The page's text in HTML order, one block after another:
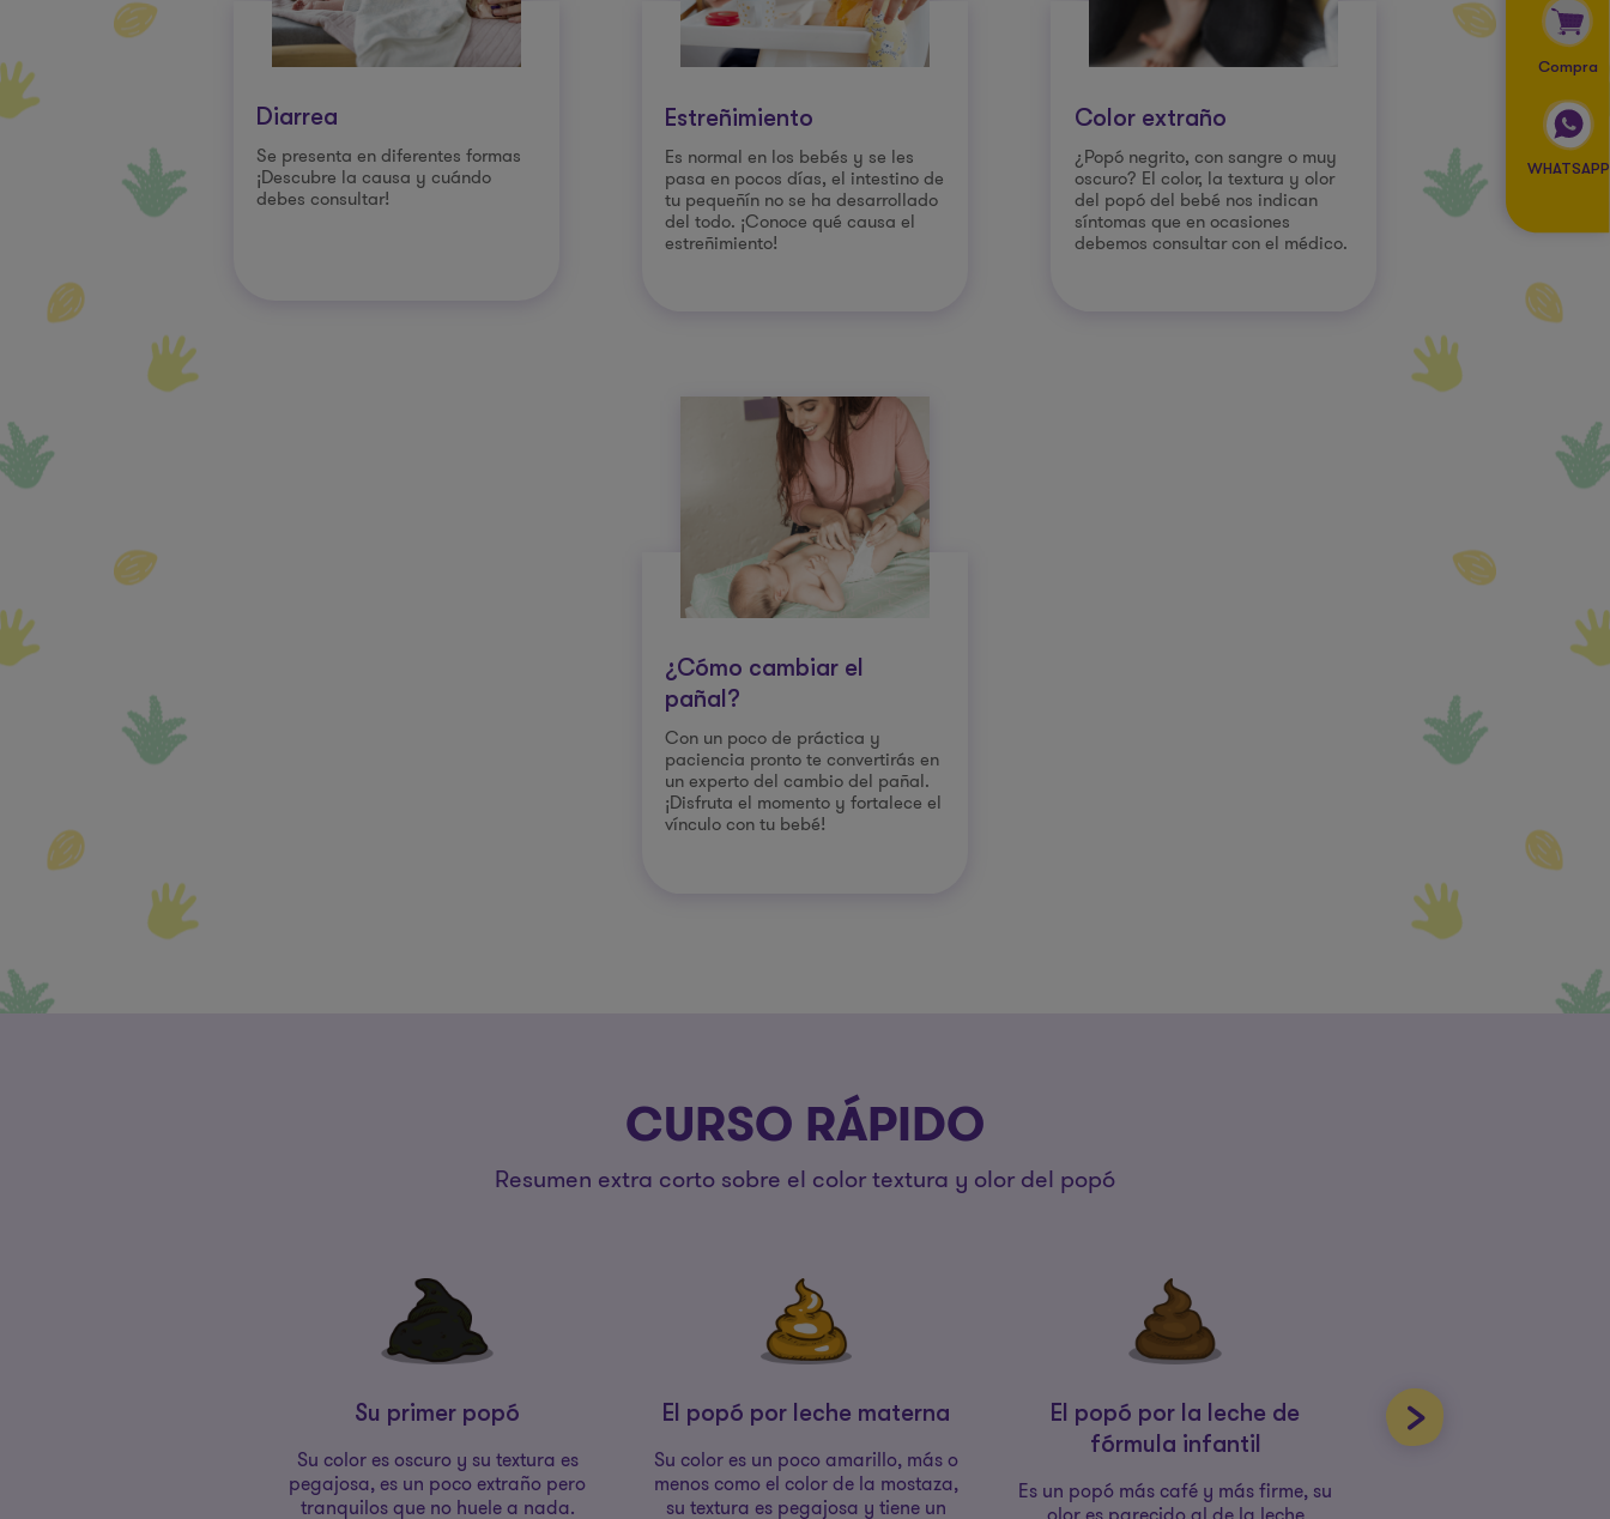
Compra
WHATSAPP
Diarrea
Se presenta en diferentes formas
¡Descubre la causa y cuándo
debes consultar!
Estreñimiento
Es normal en los bebés y se les
pasa en pocos días, el intestino de
tu pequeñín no se ha desarrollado
del todo. ¡Conoce qué causa el
estreñimiento!
Color extraño
¿Popó negrito, con sangre o muy
oscuro? El color, la textura y olor
del popó del bebé nos indican
síntomas que en ocasiones
debemos consultar con el médico.
¿Cómo cambiar el
pañal?
Con un poco de práctica y
paciencia pronto te convertirás en
un experto del cambio del pañal.
¡Disfruta el momento y fortalece el
vínculo con tu bebé!
CURSO RÁPIDO
Resumen extra corto sobre el color textura y olor del popó
Su primer popó
Su color es oscuro y su textura es
pegajosa, es un poco extraño pero
tranquilos que no huele a nada.
El popó por leche materna
Su color es un poco amarillo, más o
menos como el color de la mostaza,
su textura es pegajosa y tiene un
El popó por la leche de
fórmula infantil
Es un popó más café y más firme, su
El popó y la